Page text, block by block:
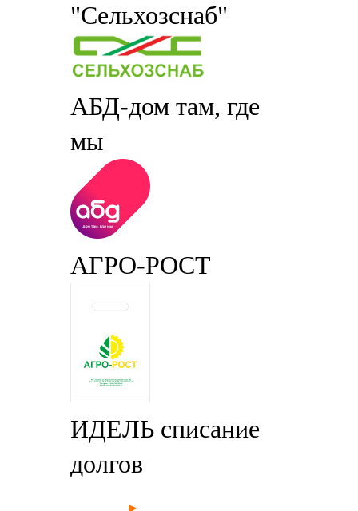
"Сельхозснаб"
АБД-дом там, где
мы
АГРО-РОСТ
ИДЕЛЬ списание
долгов